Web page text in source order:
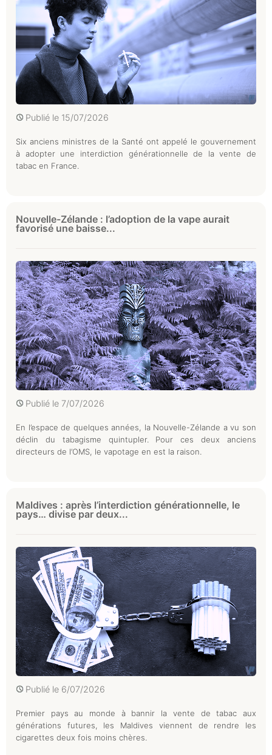
Publié le 15/07/2026
Six anciens ministres de la Santé ont appelé le gouvernement
à adopter une interdiction générationnelle de la vente de
tabac en France.
Nouvelle-Zélande : l’adoption de la vape aurait
favorisé une baisse...
Publié le 7/07/2026
En l’espace de quelques années, la Nouvelle-Zélande a vu son
déclin du tabagisme quintupler. Pour ces deux anciens
directeurs de l’OMS, le vapotage en est la raison.
Maldives : après l’interdiction générationnelle, le
pays… divise par deux...
Publié le 6/07/2026
Premier pays au monde à bannir la vente de tabac aux
générations futures, les Maldives viennent de rendre les
cigarettes deux fois moins chères.